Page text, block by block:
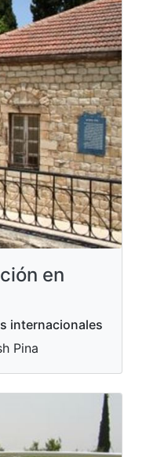
en
internacionales
Pina